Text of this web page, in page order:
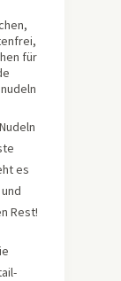
es
Rest!